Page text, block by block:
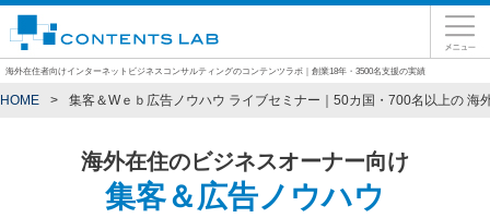
海外在住者向けインターネットビジネスコンサルティングのコンテンツラボ｜創業18年・3500名支援の実績
HOME 集客＆Wｅｂ広告ノウハウ ライブセミナー｜50カ国・700名以上の 海
海外在住のビジネスオーナー向け
集客＆広告ノウハウ